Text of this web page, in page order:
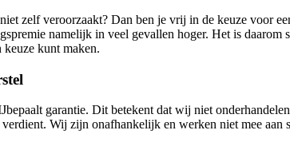
zelf veroorzaakt? Dan ben je vrij in de keuze voor
namelijk in veel gevallen hoger. Het is daarom
kunt maken.
garantie. Dit betekent dat wij niet
Wij zijn onafhankelijk en werken niet mee